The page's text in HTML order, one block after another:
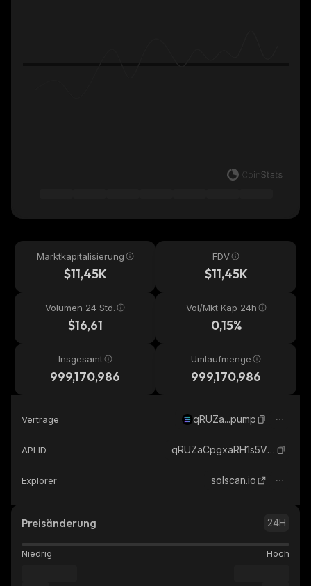
Marktkapitalisierung
$11,45K
FDV
$11,45K
Volumen 24 Std.
$16,61
Vol/Mkt Kap 24h
0,15%
Insgesamt
999,170,986
Umlaufmenge
999,170,986
Verträge qRUZa...pump
API ID qRUZaCpgxaRH1s5V6opjPA6Hnpv5BM37LqkDBw7pump_solana
Explorer solscan.io
Preisänderung 24H
Niedrig Hoch